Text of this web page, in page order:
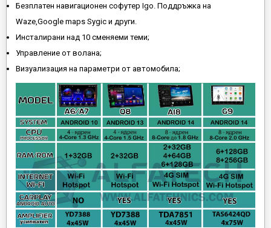
Безплатен навигационен софутер Igo. Поддръжка на
Waze,Google maps Sygic и други.
Инсталирани над 10 сменяеми теми;
Управление от волана;
Визуализация на параметри от автомобила;